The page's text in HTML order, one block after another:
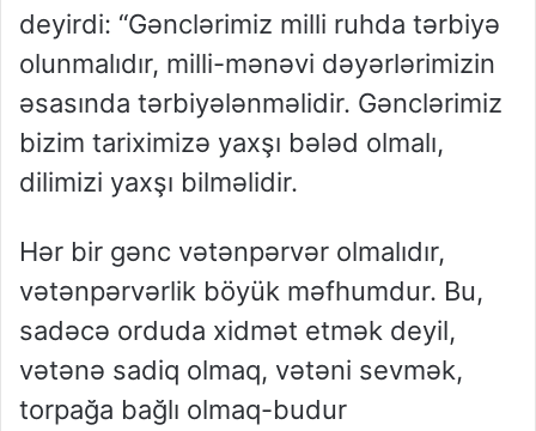
deyirdi: “Gənclərimiz milli ruhda tərbiyə
olunmalıdır, milli-mənəvi dəyərlərimizin
əsasında tərbiyələnməlidir. Gənclərimiz
bizim tariximizə yaxşı bələd olmalı,
dilimizi yaxşı bilməlidir.
Hər bir gənc vətənpərvər olmalıdır,
vətənpərvərlik böyük məfhumdur. Bu,
sadəcə orduda xidmət etmək deyil,
vətənə sadiq olmaq, vətəni sevmək,
torpağa bağlı olmaq-budur